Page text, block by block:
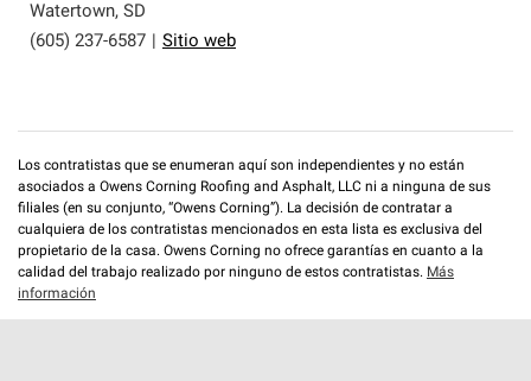
Watertown, SD
(605) 237-6587
Sitio web
Los contratistas que se enumeran aquí son independientes y no están
asociados a Owens Corning Roofing and Asphalt, LLC ni a ninguna de sus
filiales (en su conjunto, “Owens Corning”). La decisión de contratar a
cualquiera de los contratistas mencionados en esta lista es exclusiva del
propietario de la casa. Owens Corning no ofrece garantías en cuanto a la
calidad del trabajo realizado por ninguno de estos contratistas. Más
información